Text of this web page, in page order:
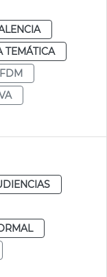
TEMÁTICA
FDM